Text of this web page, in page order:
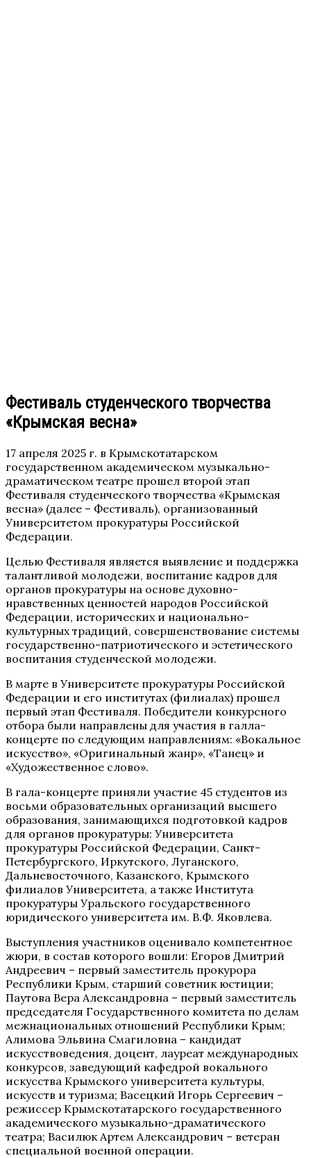
Фестиваль студенческого творчества
«Крымская весна»
17 апреля 2025 г. в Крымскотатарском
государственном академическом музыкально-
драматическом театре прошел второй этап
Фестиваля студенческого творчества «Крымская
весна» (далее – Фестиваль), организованный
Университетом прокуратуры Российской
Федерации.
Целью Фестиваля является выявление и поддержка
талантливой молодежи, воспитание кадров для
органов прокуратуры на основе духовно-
нравственных ценностей народов Российской
Федерации, исторических и национально-
культурных традиций, совершенствование системы
государственно-патриотического и эстетического
воспитания студенческой молодежи.
В марте в Университете прокуратуры Российской
Федерации и его институтах (филиалах) прошел
первый этап Фестиваля. Победители конкурсного
отбора были направлены для участия в галла-
концерте по следующим направлениям: «Вокальное
искусство», «Оригинальный жанр», «Танец» и
«Художественное слово».
В гала-концерте приняли участие 45 студентов из
восьми образовательных организаций высшего
образования, занимающихся подготовкой кадров
для органов прокуратуры: Университета
прокуратуры Российской Федерации, Санкт-
Петербургского, Иркутского, Луганского,
Дальневосточного, Казанского, Крымского
филиалов Университета, а также Института
прокуратуры Уральского государственного
юридического университета им. В.Ф. Яковлева.
Выступления участников оценивало компетентное
жюри, в состав которого вошли: Егоров Дмитрий
Андреевич – первый заместитель прокурора
Республики Крым, старший советник юстиции;
Паутова Вера Александровна – первый заместитель
председателя Государственного комитета по делам
межнациональных отношений Республики Крым;
Алимова Эльвина Смагиловна – кандидат
искусствоведения, доцент, лауреат международных
конкурсов, заведующий кафедрой вокального
искусства Крымского университета культуры,
искусств и туризма; Васецкий Игорь Сергеевич –
режиссер Крымскотатарского государственного
академического музыкально-драматического
театра; Василюк Артем Александрович – ветеран
специальной военной операции.